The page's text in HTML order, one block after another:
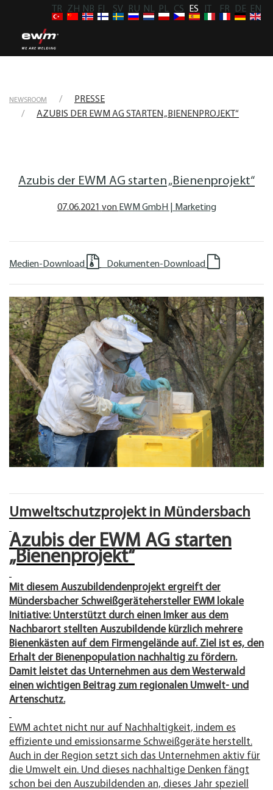
TR ZH NB FI SV RU NL PL CS ES FR DE EN
NEWSROOM
PRESSE
AZUBIS DER EWM AG STARTEN „BIENENPROJEKT“
Azubis der EWM AG starten „Bienenprojekt“
07.06.2021 von EWM GmbH | Marketing
Medien-Download Dokumenten-Download
Umweltschutzprojekt in Mündersbach
Azubis der EWM AG starten
„Bienenprojekt“
Mit diesem Auszubildendenprojekt ergreift der
Mündersbacher Schweißgerätehersteller EWM lokale
Initiative: Unterstützt durch einen Imker aus dem
Nachbarort stellten Auszubildende kürzlich mehrere
Bienenkästen auf dem Firmengelände auf. Ziel ist es, den
Erhalt der Bienenpopulation nachhaltig zu fördern.
Damit leistet das Unternehmen aus dem Westerwald
einen wichtigen Beitrag zum regionalen Umwelt- und
Artenschutz.
EWM achtet nicht nur auf Nachhaltigkeit, indem es
effiziente und emissionsarme Schweißgeräte herstellt.
Auch in der Region setzt sich das Unternehmen aktiv für
die Umwelt ein. Und dieses nachhaltige Denken fängt
schon bei den Auszubildenden an, dieses Jahr speziell